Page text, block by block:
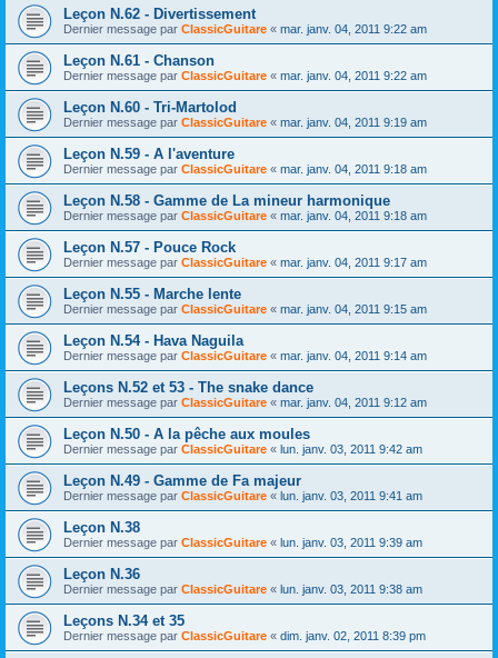
Leçon N.62 - Divertissement
Dernier message par ClassicGuitare « mar. janv. 04, 2011 9:22 am
Leçon N.61 - Chanson
Dernier message par ClassicGuitare « mar. janv. 04, 2011 9:22 am
Leçon N.60 - Tri-Martolod
Dernier message par ClassicGuitare « mar. janv. 04, 2011 9:19 am
Leçon N.59 - A l'aventure
Dernier message par ClassicGuitare « mar. janv. 04, 2011 9:18 am
Leçon N.58 - Gamme de La mineur harmonique
Dernier message par ClassicGuitare « mar. janv. 04, 2011 9:18 am
Leçon N.57 - Pouce Rock
Dernier message par ClassicGuitare « mar. janv. 04, 2011 9:17 am
Leçon N.55 - Marche lente
Dernier message par ClassicGuitare « mar. janv. 04, 2011 9:15 am
Leçon N.54 - Hava Naguila
Dernier message par ClassicGuitare « mar. janv. 04, 2011 9:14 am
Leçons N.52 et 53 - The snake dance
Dernier message par ClassicGuitare « mar. janv. 04, 2011 9:12 am
Leçon N.50 - A la pêche aux moules
Dernier message par ClassicGuitare « lun. janv. 03, 2011 9:42 am
Leçon N.49 - Gamme de Fa majeur
Dernier message par ClassicGuitare « lun. janv. 03, 2011 9:41 am
Leçon N.38
Dernier message par ClassicGuitare « lun. janv. 03, 2011 9:39 am
Leçon N.36
Dernier message par ClassicGuitare « lun. janv. 03, 2011 9:38 am
Leçons N.34 et 35
Dernier message par ClassicGuitare « dim. janv. 02, 2011 8:39 pm